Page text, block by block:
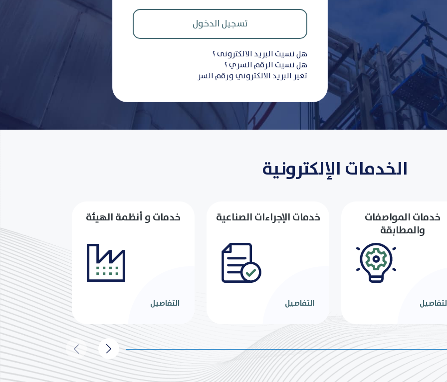
هل نسيت البريد الالكترونى ؟
هل نسيت الرقم السري ؟
تغير البريد الالكتروني ورقم السر
الخدمات الإلكترونية
خدمات و أنظمة الهيئة
التفاصيل
خدمات الإجراءات الصناعية
التفاصيل
خدمات المواصفات
والمطابقة